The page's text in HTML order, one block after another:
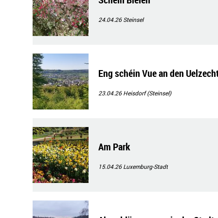
24.04.26Steinsel
Eng schéin Vue an den
23.04.26Heisdorf (Steinsel)
Am Park
15.04.26Luxemburg-Stadt